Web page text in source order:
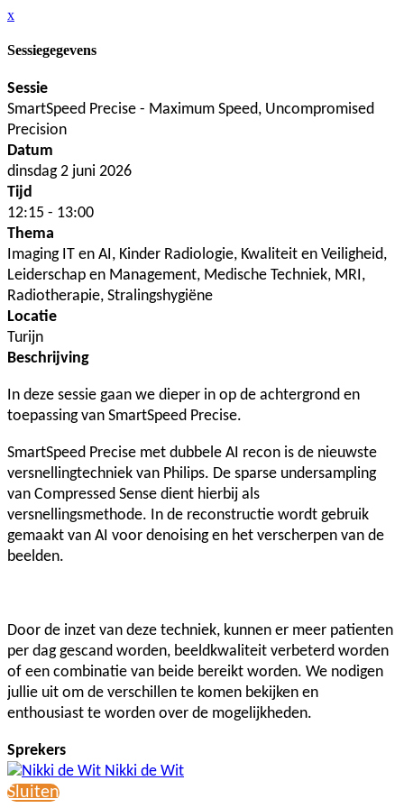
x
Sessiegegevens
Sessie
SmartSpeed Precise - Maximum Speed, Uncompromised
Precision
Datum
dinsdag 2 juni 2026
Tijd
12:15 - 13:00
Thema
Imaging IT en AI, Kinder Radiologie, Kwaliteit en Veiligheid,
Leiderschap en Management, Medische Techniek, MRI,
Radiotherapie, Stralingshygiëne
Locatie
Turijn
Beschrijving
In deze sessie gaan we dieper in op de achtergrond en
toepassing van SmartSpeed Precise.
SmartSpeed Precise met dubbele AI recon is de nieuwste
versnellingtechniek van Philips. De sparse undersampling
van Compressed Sense dient hierbij als
versnellingsmethode. In de reconstructie wordt gebruik
gemaakt van AI voor denoising en het verscherpen van de
beelden.
Door de inzet van deze techniek, kunnen er meer patienten
per dag gescand worden, beeldkwaliteit verbeterd worden
of een combinatie van beide bereikt worden. We nodigen
jullie uit om de verschillen te komen bekijken en
enthousiast te worden over de mogelijkheden.
Sprekers
Nikki de Wit
Sluiten